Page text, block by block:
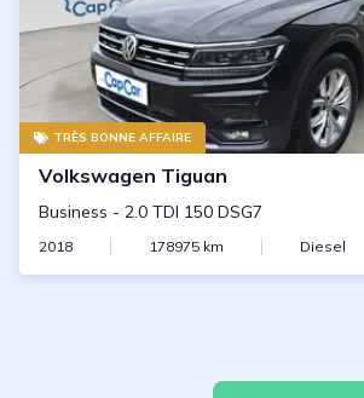
TRÈS BONNE AFFAIRE
Volkswagen Tiguan
Business - 2.0 TDI 150 DSG7
2018 178975 km Diesel